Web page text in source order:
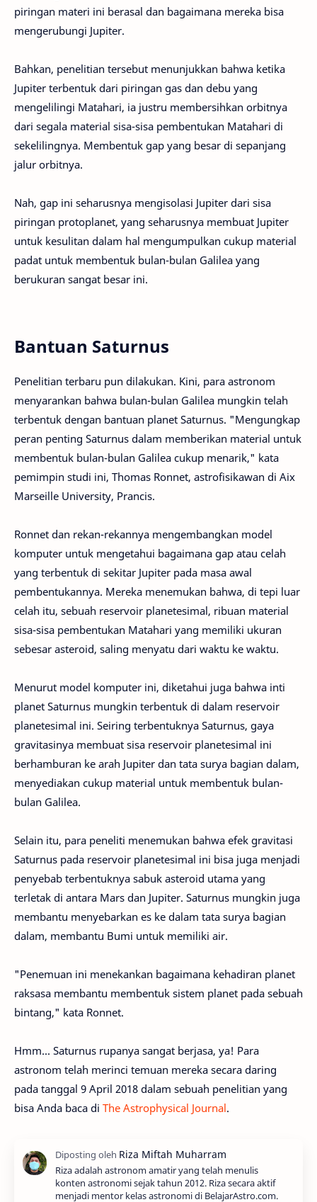
piringan materi ini berasal dan bagaimana mereka bisa
mengerubungi Jupiter.
Bahkan, penelitian tersebut menunjukkan bahwa ketika
Jupiter terbentuk dari piringan gas dan debu yang
mengelilingi Matahari, ia justru membersihkan orbitnya
dari segala material sisa-sisa pembentukan Matahari di
sekelilingnya. Membentuk gap yang besar di sepanjang
jalur orbitnya.
Nah, gap ini seharusnya mengisolasi Jupiter dari sisa
piringan protoplanet, yang seharusnya membuat Jupiter
untuk kesulitan dalam hal mengumpulkan cukup material
padat untuk membentuk bulan-bulan Galilea yang
berukuran sangat besar ini.
Bantuan Saturnus
Penelitian terbaru pun dilakukan. Kini, para astronom
menyarankan bahwa bulan-bulan Galilea mungkin telah
terbentuk dengan bantuan planet Saturnus. "Mengungkap
peran penting Saturnus dalam memberikan material untuk
membentuk bulan-bulan Galilea cukup menarik," kata
pemimpin studi ini, Thomas Ronnet, astrofisikawan di Aix
Marseille University, Prancis.
Ronnet dan rekan-rekannya mengembangkan model
komputer untuk mengetahui bagaimana gap atau celah
yang terbentuk di sekitar Jupiter pada masa awal
pembentukannya. Mereka menemukan bahwa, di tepi luar
celah itu, sebuah reservoir planetesimal, ribuan material
sisa-sisa pembentukan Matahari yang memiliki ukuran
sebesar asteroid, saling menyatu dari waktu ke waktu.
Menurut model komputer ini, diketahui juga bahwa inti
planet Saturnus mungkin terbentuk di dalam reservoir
planetesimal ini. Seiring terbentuknya Saturnus, gaya
gravitasinya membuat sisa reservoir planetesimal ini
berhamburan ke arah Jupiter dan tata surya bagian dalam,
menyediakan cukup material untuk membentuk bulan-
bulan Galilea.
Selain itu, para peneliti menemukan bahwa efek gravitasi
Saturnus pada reservoir planetesimal ini bisa juga menjadi
penyebab terbentuknya sabuk asteroid utama yang
terletak di antara Mars dan Jupiter. Saturnus mungkin juga
membantu menyebarkan es ke dalam tata surya bagian
dalam, membantu Bumi untuk memiliki air.
"Penemuan ini menekankan bagaimana kehadiran planet
raksasa membantu membentuk sistem planet pada sebuah
bintang," kata Ronnet.
Hmm... Saturnus rupanya sangat berjasa, ya! Para
astronom telah merinci temuan mereka secara daring
pada tanggal 9 April 2018 dalam sebuah penelitian yang
bisa Anda baca di The Astrophysical Journal.
Riza adalah astronom amatir yang telah menulis
konten astronomi sejak tahun 2012. Riza secara aktif
menjadi mentor kelas astronomi di BelajarAstro.com.